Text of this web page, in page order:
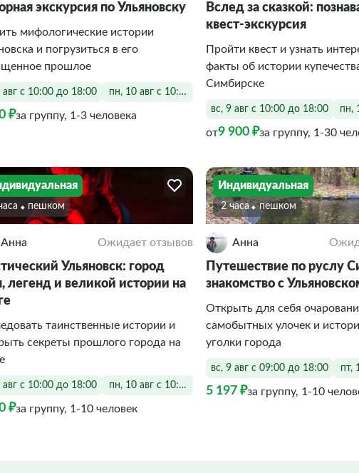
экскурсия по Ульяновску
мифологические истории
и погрузиться в его
прошлое
авг с 10:00 до 18:00 пн, 10 авг с 10:00 до 18:00
₽за группу, 1-3 человека
Вслед за сказкой:
квест-экскурсия
Пройти квест и узнать
факты об истории
Симбирске
вс, 9 авг с 10:00 до 18:00 пн,
от9 900 ₽за группу, 1-30
Пешком
Анна Ожидает отзывов
Ульяновск: город
легенд и великой истории на
таинственные истории и
секреты прошлого города на
авг с 10:00 до 18:00 пн, 10 авг с 10:00 до 18:00
₽за группу, 1-10 человек
Индивидуальная
2 часа Пешком
Анна
Путешествие по руслу
знакомство с
Открыть для себя
самобытных улочек и
уголки города
вс, 9 авг с 09:00 до 18:00 пт,
5 197 ₽за группу, 1-10